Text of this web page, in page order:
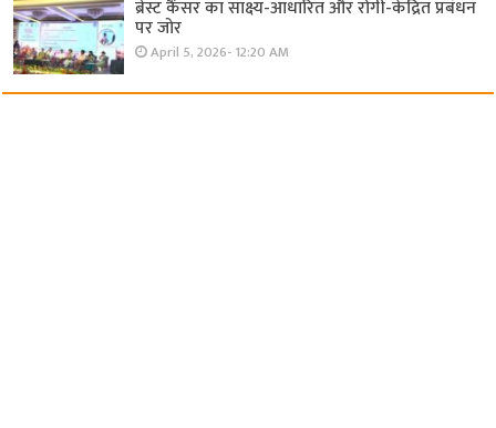
ब्रेस्ट कैंसर का साक्ष्य-आधारित और रोगी-केंद्रित प्रबंधन
पर जोर
April 5, 2026- 12:20 AM